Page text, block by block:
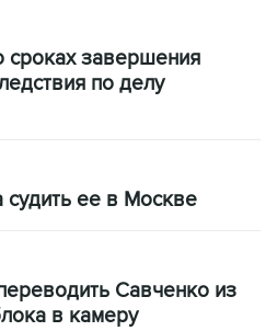
сроках завершения
по делу
судить ее в Москве
Савченко из
в камеру